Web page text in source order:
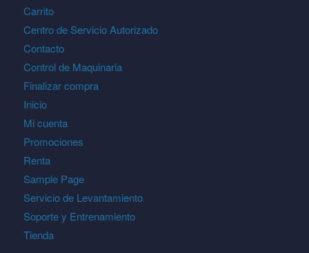
Carrito
Centro de Servicio Autorizado
Contacto
Control de Maquinaria
Finalizar compra
Inicio
Mi cuenta
Promociones
Renta
Sample Page
Servicio de Levantamiento
Soporte y Entrenamiento
Tienda